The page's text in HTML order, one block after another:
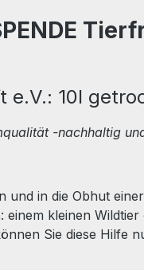
e.V.: 10l
-nachhaltig
und in die Obhut
kleinen
Sie diese Hilfe